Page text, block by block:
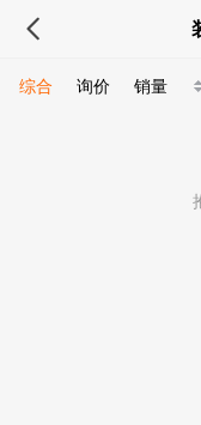
综合 询价 销量